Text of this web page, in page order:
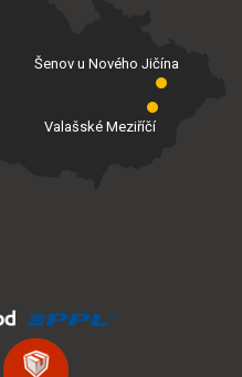
Valašské Meziříčí
Šenov u Nového Jičína